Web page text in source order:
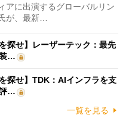
に出演するグローバルリン
が、最新…
探せ】レーザーテック：最先
…
探せ】TDK：AIインフラを支
…
一覧を見る